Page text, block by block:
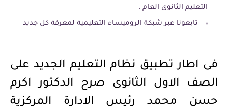
التعليم الثانوى العام .
تابعونا عبر شبكة الروميساء التعليمية لمعرفة كل جديد
فى اطار تطبيق نظام التعليم الجديد على
الصف الاول الثانوى صرح الدكتور اكرم
حسن محمد رئيس الادارة المركزية